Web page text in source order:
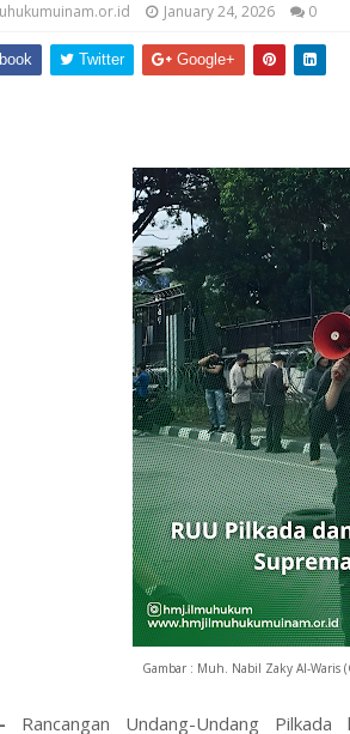
January 24, 2026 0
Twitter Google+
Gambar : Muh. Nabil Zaky Al-Waris
Rancangan Undang-Undang